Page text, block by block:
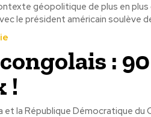
géopolitique de plus en
le président américain soulève
:
!
et la République Démocratique